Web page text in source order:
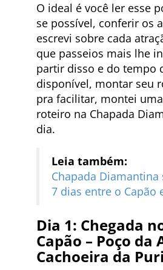
O ideal é você ler esse
se possível, conferir os
escrevi sobre cada
que passeios mais lhe
partir disso e do tempo
disponível, montar seu
pra facilitar, montei
roteiro na Chapada
dia.
Leia também:
Chapada Diamantina
7 dias entre o Capão
Dia 1: Chegada
Capão – Poço da
Cachoeira da